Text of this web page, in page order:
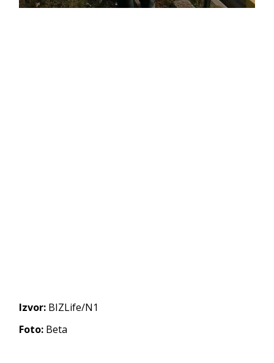
Izvor: BIZLife/N1
Foto: Beta